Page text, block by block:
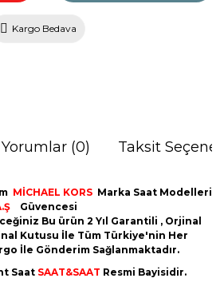
Kargo Bedava
Yorumlar (0) Taksit
MİCHAEL KORS Marka Saat Modelleri
Güvencesi
Bu ürün 2 Yıl Garantili , Orjinal
Kutusu İle Tüm Türkiye'nin Her
İle Gönderim Sağlanmaktadır.
Saat SAAT&SAAT Resmi Bayisidir.